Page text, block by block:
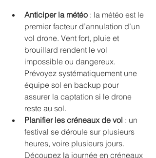
Anticiper la météo : la météo est le
premier facteur d’annulation d’un
vol drone. Vent fort, pluie et
brouillard rendent le vol
impossible ou dangereux.
Prévoyez systématiquement une
équipe sol en backup pour
assurer la captation si le drone
reste au sol.
Planifier les créneaux de vol : un
festival se déroule sur plusieurs
heures, voire plusieurs jours.
Découpez la journée en créneaux